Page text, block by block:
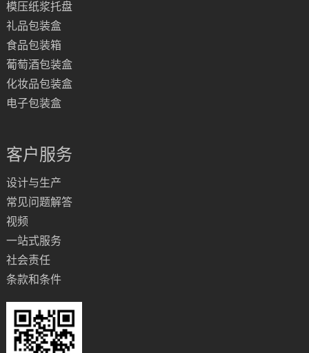
模压纸浆托盘
礼品包装盒
食品包装箱
葡萄酒包装盒
化妆品包装盒
电子包装盒
客户服务
设计与生产
常见问题解答
视频
一站式服务
社会责任
条款和条件